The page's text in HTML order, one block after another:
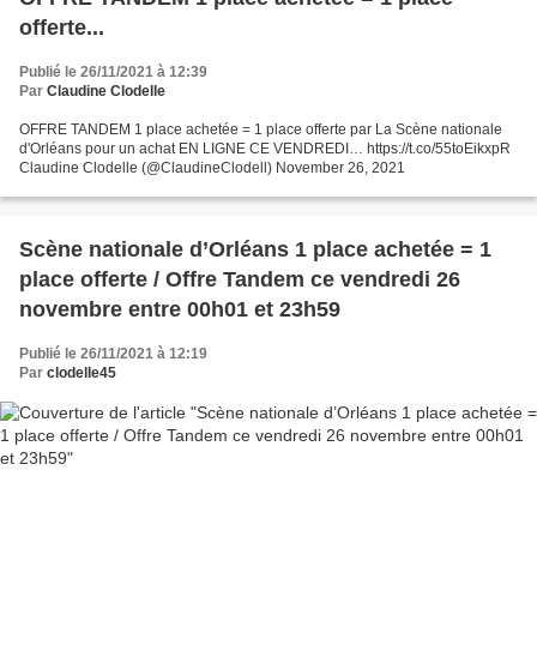
offerte...
Publié le 26/11/2021 à 12:39
Par Claudine Clodelle
OFFRE TANDEM 1 place achetée = 1 place offerte par La Scène nationale
d'Orléans pour un achat EN LIGNE CE VENDREDI… https://t.co/55toEikxpR
Claudine Clodelle (@ClaudineClodell) November 26, 2021
Scène nationale d’Orléans 1 place achetée = 1
place offerte / Offre Tandem ce vendredi 26
novembre entre 00h01 et 23h59
Publié le 26/11/2021 à 12:19
Par clodelle45